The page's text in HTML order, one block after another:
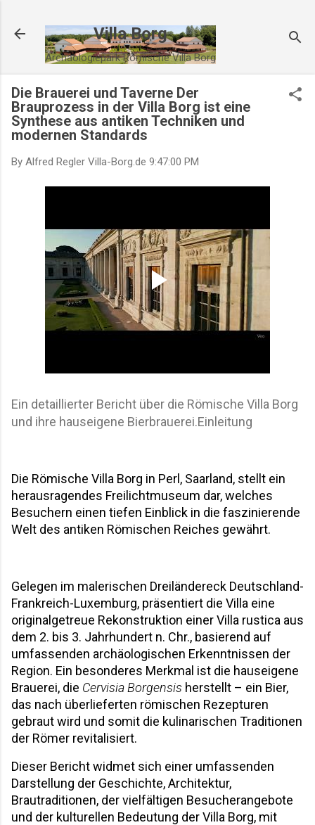
Villa Borg
Archäologiepark Römische Villa Borg
Die Brauerei und Taverne Der
Brauprozess in der Villa Borg ist eine
Synthese aus antiken Techniken und
modernen Standards
By Alfred Regler Villa-Borg.de 9:47:00 PM
Ein detaillierter Bericht über die Römische Villa Borg
und ihre hauseigene Bierbrauerei.Einleitung
Die Römische Villa Borg in Perl, Saarland, stellt ein
herausragendes Freilichtmuseum dar, welches
Besuchern einen tiefen Einblick in die faszinierende
Welt des antiken Römischen Reiches gewährt.
Gelegen im malerischen Dreiländereck Deutschland-
Frankreich-Luxemburg, präsentiert die Villa eine
originalgetreue Rekonstruktion einer Villa rustica aus
dem 2. bis 3. Jahrhundert n. Chr., basierend auf
umfassenden archäologischen Erkenntnissen der
Region. Ein besonderes Merkmal ist die hauseigene
Brauerei, die Cervisia Borgensis herstellt – ein Bier,
das nach überlieferten römischen Rezepturen
gebraut wird und somit die kulinarischen Traditionen
der Römer revitalisiert.
Dieser Bericht widmet sich einer umfassenden
Darstellung der Geschichte, Architektur,
Brautraditionen, der vielfältigen Besucherangebote
und der kulturellen Bedeutung der Villa Borg, mit